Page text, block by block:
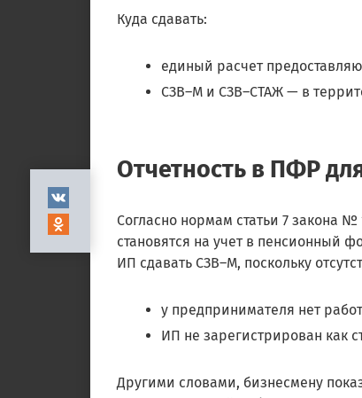
Куда сдавать:
единый расчет
СЗВ–М и СЗВ–СТАЖ — в
Отчетность в ПФР
Согласно нормам статьи 7 закона №
становятся на учет в пенсионный
ИП сдавать СЗВ–М, поскольку
у предпринимателя нет
ИП не зарегистрирован как
Другими словами, бизнесмену